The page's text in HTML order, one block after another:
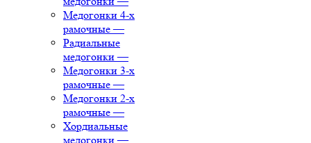
Медогонки 4-х
рамочные —
Радиальные
медогонки —
Медогонки 3-х
рамочные —
Медогонки 2-х
рамочные —
Хордиальные
медогонки —